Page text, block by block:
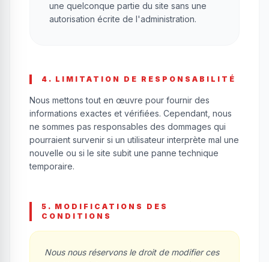
une quelconque partie du site sans une
autorisation écrite de l'administration.
4. LIMITATION DE RESPONSABILITÉ
Nous mettons tout en œuvre pour fournir des
informations exactes et vérifiées. Cependant, nous
ne sommes pas responsables des dommages qui
pourraient survenir si un utilisateur interprète mal une
nouvelle ou si le site subit une panne technique
temporaire.
5. MODIFICATIONS DES
CONDITIONS
Nous nous réservons le droit de modifier ces